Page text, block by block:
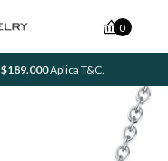
$189.000Aplica T&C.
0